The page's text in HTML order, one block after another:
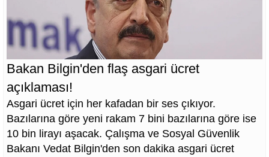
Bakan Bilgin'den flaş asgari ücret
açıklaması!
Asgari ücret için her kafadan bir ses çıkıyor.
Bazılarına göre yeni rakam 7 bini bazılarına göre ise
10 bin lirayı aşacak. Çalışma ve Sosyal Güvenlik
Bakanı Vedat Bilgin'den son dakika asgari ücret